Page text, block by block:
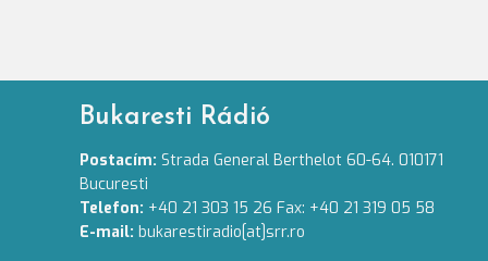
Bukaresti Rádió
Postacím: Strada General Berthelot 60-64. 010171
Bucuresti
Telefon: +40 21 303 15 26 Fax: +40 21 319 05 58
E-mail: bukarestiradio[at]srr.ro